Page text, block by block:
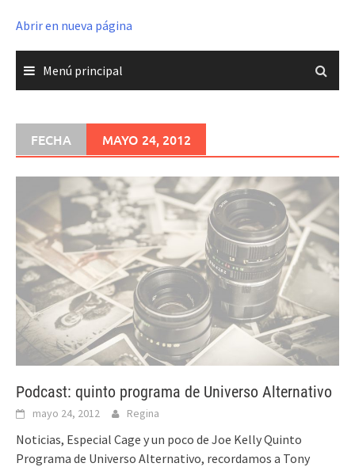
Abrir en nueva página
Menú principal
FECHA MAYO 24, 2012
Podcast: quinto programa de Universo Alternativo
mayo 24, 2012 Regina
Noticias, Especial Cage y un poco de Joe Kelly Quinto
Programa de Universo Alternativo, recordamos a Tony